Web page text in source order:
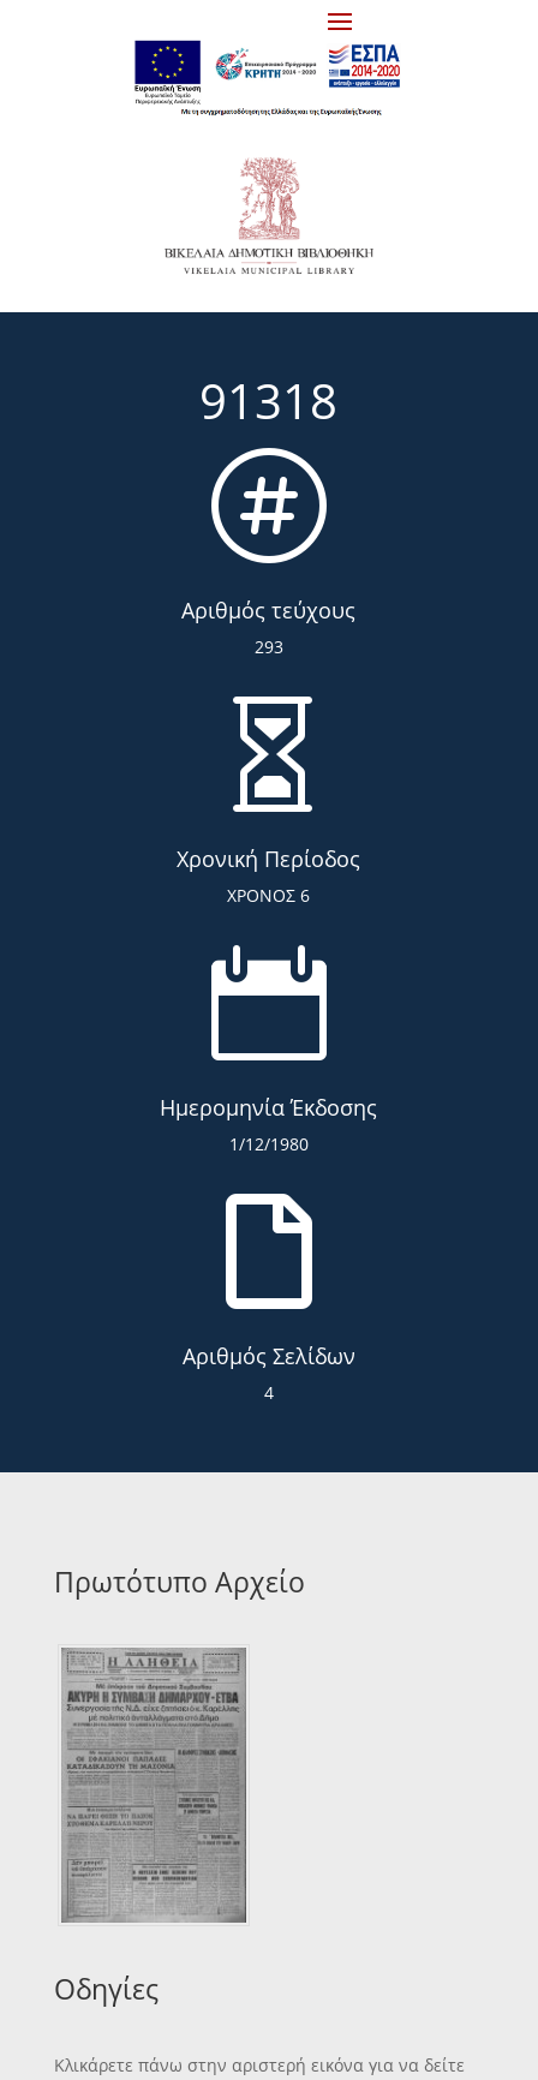
91318

Αριθμός τεύχους
293

Χρονική Περίοδος
ΧΡΟΝΟΣ 6

Ημερομηνία Έκδοσης
1/12/1980

Αριθμός Σελίδων
4
Πρωτότυπο Αρχείο
Οδηγίες
Κλικάρετε πάνω στην αριστερή εικόνα για να δείτε